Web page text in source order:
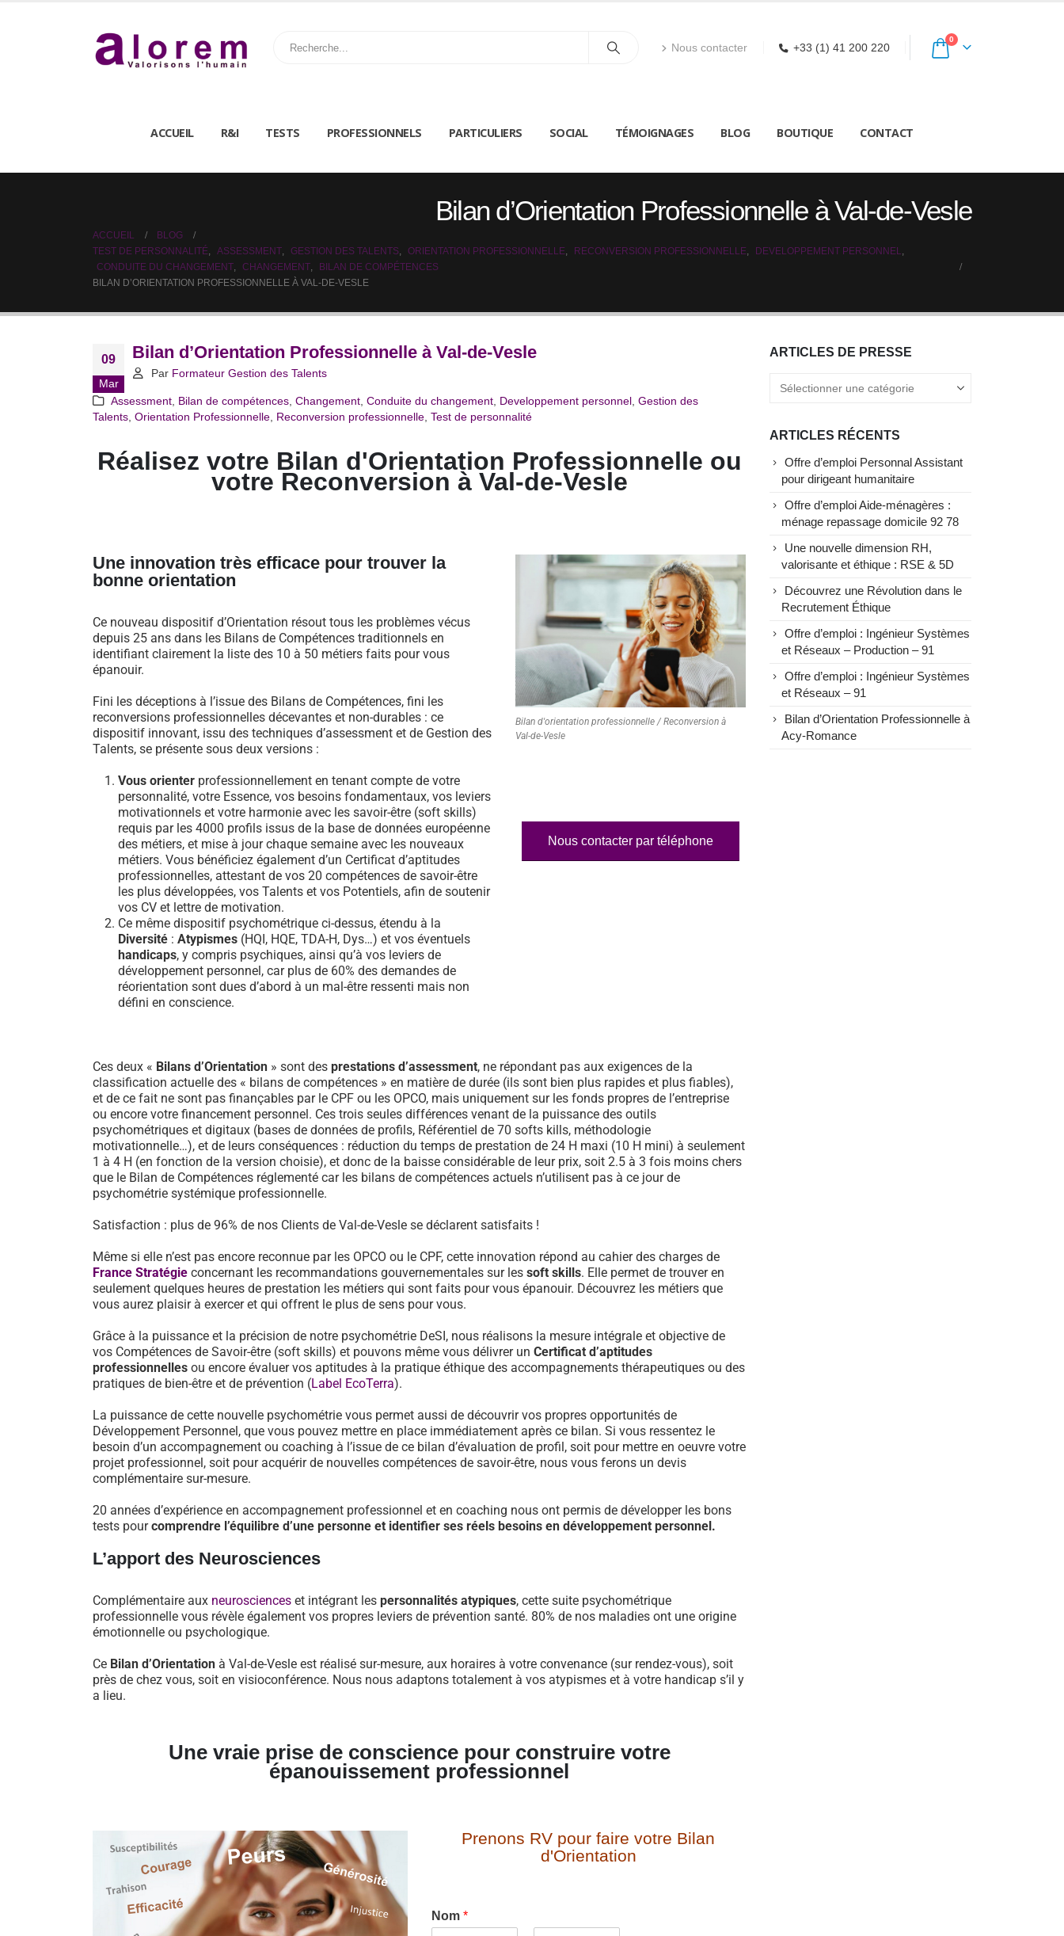
Nous contacter +33 (1) 41 200 220
0
ACCUEIL R&I TESTS PROFESSIONNELS PARTICULIERS SOCIAL TÉMOIGNAGES BLOG BOUTIQUE CONTACT
Bilan d’Orientation Professionnelle à Val-de-Vesle
ACCUEIL
BLOG
TEST DE PERSONNALITÉ
ASSESSMENT GESTION DES TALENTS ORIENTATION PROFESSIONNELLE RECONVERSION PROFESSIONNELLE DEVELOPPEMENT PERSONNEL
CONDUITE DU CHANGEMENT
CHANGEMENT
BILAN DE COMPÉTENCES
BILAN D’ORIENTATION PROFESSIONNELLE À VAL-DE-VESLE
09
Mar
Bilan d’Orientation Professionnelle à Val-de-Vesle
Par Formateur Gestion des Talents
Assessment Bilan de compétences ,Changement ,Conduite du changement Developpement personnel ,Gestion des
Talents Orientation Professionnelle Reconversion professionnelle Test de personnalité
Réalisez votre Bilan d'Orientation Professionnelle ou
votre Reconversion à Val-de-Vesle
Une innovation très efficace pour trouver la
bonne orientation
Ce nouveau dispositif d’Orientation résout tous les problèmes vécus
depuis 25 ans dans les Bilans de Compétences traditionnels en
identifiant clairement la liste des 10 à 50 métiers faits pour vous
épanouir.
Fini les déceptions à l’issue des Bilans de Compétences, fini les
reconversions professionnelles décevantes et non-durables : ce
dispositif innovant, issu des techniques d’assessment et de Gestion des
Talents, se présente sous deux versions :
Vous orienter professionnellement en tenant compte de votre
personnalité, votre Essence, vos besoins fondamentaux, vos leviers
motivationnels et votre harmonie avec les savoir-être (soft skills)
requis par les 4000 profils issus de la base de données européenne
des métiers, et mise à jour chaque semaine avec les nouveaux
métiers. Vous bénéficiez également d’un Certificat d’aptitudes
professionnelles, attestant de vos 20 compétences de savoir-être
les plus développées, vos Talents et vos Potentiels, afin de soutenir
vos CV et lettre de motivation.
Ce même dispositif psychométrique ci-dessus, étendu à la
Diversité : Atypismes (HQI, HQE, TDA-H, Dys…) et vos éventuels
handicaps, y compris psychiques, ainsi qu’à vos leviers de
développement personnel, car plus de 60% des demandes de
réorientation sont dues d’abord à un mal-être ressenti mais non
défini en conscience.
Bilan d'orientation professionnelle / Reconversion à
Val-de-Vesle
Nous contacter par téléphone
Ces deux « Bilans d’Orientation » sont des prestations d’assessment, ne répondant pas aux exigences de la
classification actuelle des « bilans de compétences » en matière de durée (ils sont bien plus rapides et plus fiables),
et de ce fait ne sont pas finançables par le CPF ou les OPCO, mais uniquement sur les fonds propres de l’entreprise
ou encore votre financement personnel. Ces trois seules différences venant de la puissance des outils
psychométriques et digitaux (bases de données de profils, Référentiel de 70 softs kills, méthodologie
motivationnelle…), et de leurs conséquences : réduction du temps de prestation de 24 H maxi (10 H mini) à seulement
1 à 4 H (en fonction de la version choisie), et donc de la baisse considérable de leur prix, soit 2.5 à 3 fois moins chers
que le Bilan de Compétences réglementé car les bilans de compétences actuels n’utilisent pas à ce jour de
psychométrie systémique professionnelle.
Satisfaction : plus de 96% de nos Clients de Val-de-Vesle se déclarent satisfaits !
Même si elle n’est pas encore reconnue par les OPCO ou le CPF, cette innovation répond au cahier des charges de
France Stratégie concernant les recommandations gouvernementales sur les soft skills. Elle permet de trouver en
seulement quelques heures de prestation les métiers qui sont faits pour vous épanouir. Découvrez les métiers que
vous aurez plaisir à exercer et qui offrent le plus de sens pour vous.
Grâce à la puissance et la précision de notre psychométrie DeSI, nous réalisons la mesure intégrale et objective de
vos Compétences de Savoir-être (soft skills) et pouvons même vous délivrer un Certificat d’aptitudes
professionnelles ou encore évaluer vos aptitudes à la pratique éthique des accompagnements thérapeutiques ou des
pratiques de bien-être et de prévention (Label EcoTerra).
La puissance de cette nouvelle psychométrie vous permet aussi de découvrir vos propres opportunités de
Développement Personnel, que vous pouvez mettre en place immédiatement après ce bilan. Si vous ressentez le
besoin d’un accompagnement ou coaching à l’issue de ce bilan d’évaluation de profil, soit pour mettre en oeuvre votre
projet professionnel, soit pour acquérir de nouvelles compétences de savoir-être, nous vous ferons un devis
complémentaire sur-mesure.
20 années d’expérience en accompagnement professionnel et en coaching nous ont permis de développer les bons
tests pourcomprendre l’équilibre d’une personne et identifier ses réels besoins en développement personnel.
L’apport des Neurosciences
Complémentaire aux neurosciences et intégrant les personnalités atypiques, cette suite psychométrique
professionnelle vous révèle également vos propres leviers de prévention santé. 80% de nos maladies ont une origine
émotionnelle ou psychologique.
Ce Bilan d’Orientation à Val-de-Vesle est réalisé sur-mesure, aux horaires à votre convenance (sur rendez-vous), soit
près de chez vous, soit en visioconférence. Nous nous adaptons totalement à vos atypismes et à votre handicap s’il y
a lieu.
Une vraie prise de conscience pour construire votre
épanouissement professionnel
Prenons RV pour faire votre Bilan
d'Orientation
Nom *
ARTICLES DE PRESSE
ARTICLES RÉCENTS
Offre d’emploi Personnal Assistant
pour dirigeant humanitaire
Offre d’emploi Aide-ménagères :
ménage repassage domicile 92 78
Une nouvelle dimension RH,
valorisante et éthique : RSE & 5D
Découvrez une Révolution dans le
Recrutement Éthique
Offre d’emploi : Ingénieur Systèmes
et Réseaux – Production – 91
Offre d’emploi : Ingénieur Systèmes
et Réseaux – 91
Bilan d’Orientation Professionnelle à
Acy-Romance